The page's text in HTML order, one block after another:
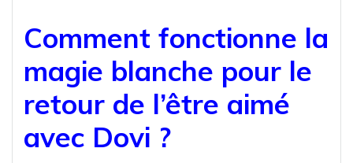
Comment fonctionne la
magie blanche pour le
retour de l’être aimé
avec Dovi ?